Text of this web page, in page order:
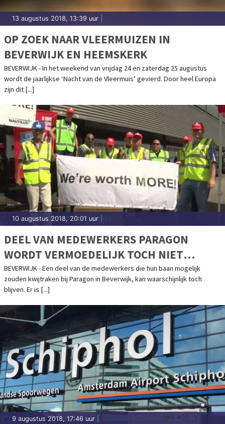
13 augustus 2018, 13:39 uur
OP ZOEK NAAR VLEERMUIZEN IN
BEVERWIJK EN HEEMSKERK
BEVERWIJK - In het weekend van vrijdag 24 en zaterdag 25 augustus
wordt de jaarlijkse ‘Nacht van de Vleermuis’ gevierd. Door heel Europa
zijn dit [...]
10 augustus 2018, 20:01 uur
DEEL VAN MEDEWERKERS PARAGON
WORDT VERMOEDELIJK TOCH NIET
ONTSLAGEN
BEVERWIJK - Een deel van de medewerkers die hun baan mogelijk
zouden kwijtraken bij Paragon in Beverwijk, kan waarschijnlijk toch
blijven. Er is [...]
9 augustus 2018, 17:46 uur